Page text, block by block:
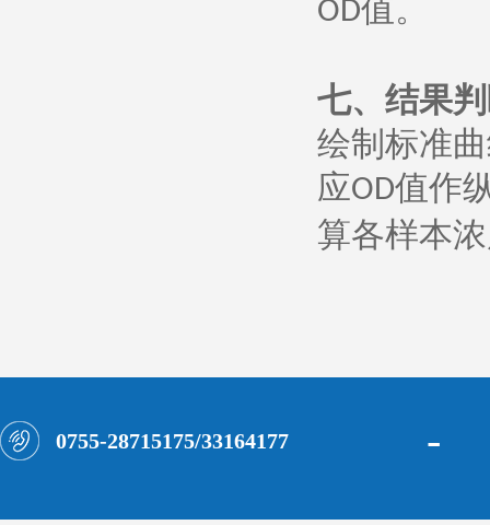
OD值。
七、 结果
绘制标准
应OD值作
算各样本
0755-28715175/33164177 -